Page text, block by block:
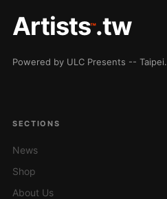
Artists™.tw
Powered by ULC Presents -- Taipei.
SECTIONS
News
Shop
About Us